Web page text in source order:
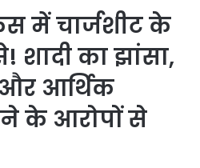
में चार्जशीट के
शादी का झांसा,
और आर्थिक
के आरोपों से